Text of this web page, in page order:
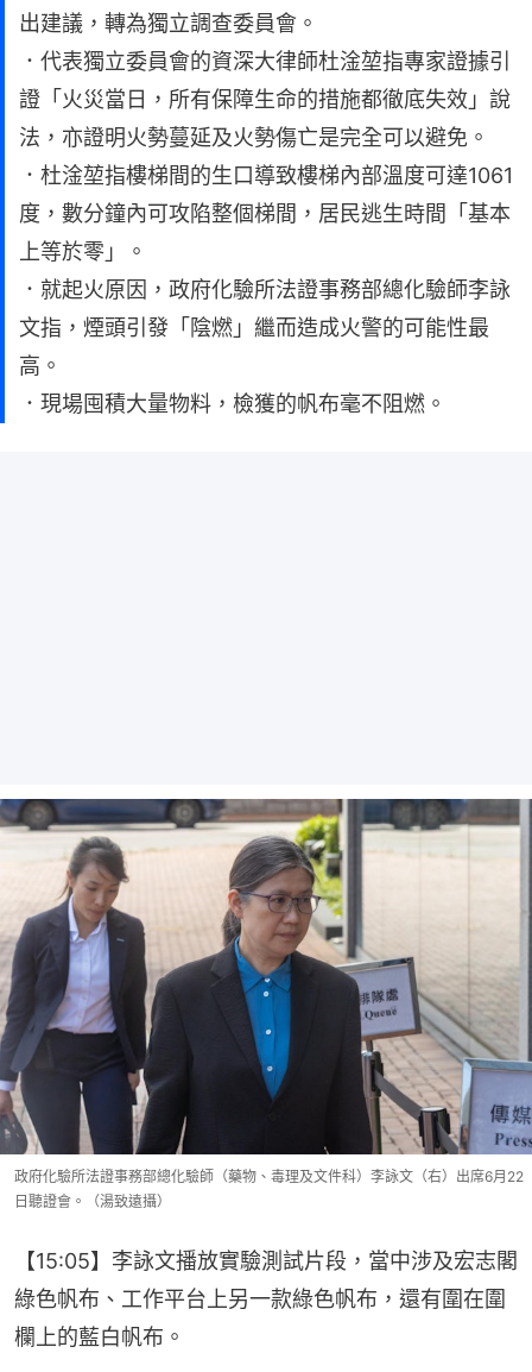
出建議，轉為獨立調查委員會。
．代表獨立委員會的資深大律師杜淦堃指專家證據引
證「火災當日，所有保障生命的措施都徹底失效」說
法，亦證明火勢蔓延及火勢傷亡是完全可以避免。
．杜淦堃指樓梯間的生口導致樓梯內部溫度可達1061
度，數分鐘內可攻陷整個梯間，居民逃生時間「基本
上等於零」。
．就起火原因，政府化驗所法證事務部總化驗師李詠
文指，煙頭引發「陰燃」繼而造成火警的可能性最
高。
．現場囤積大量物料，檢獲的帆布毫不阻燃。
政府化驗所法證事務部總化驗師（藥物、毒理及文件科）李詠文（右）出席6月22
日聽證會。（湯致遠攝）
【15:05】李詠文播放實驗測試片段，當中涉及宏志閣
綠色帆布、工作平台上另一款綠色帆布，還有圍在圍
欄上的藍白帆布。